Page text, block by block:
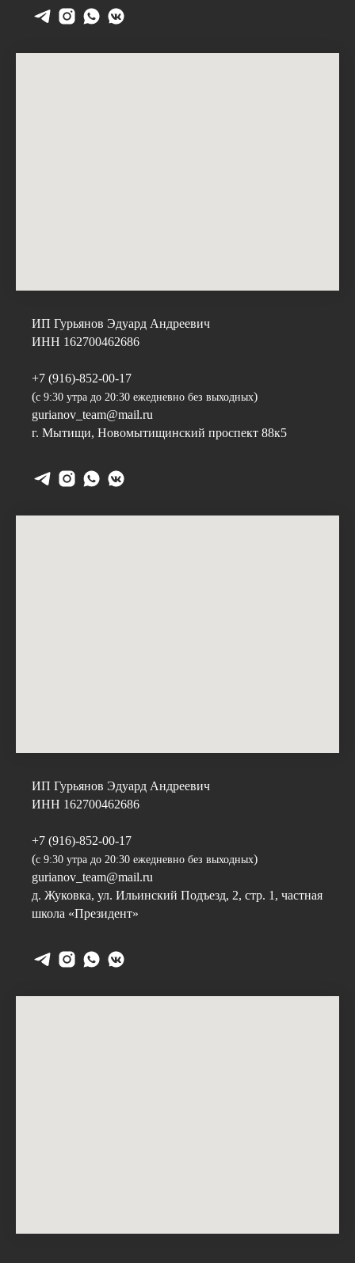
ИП Гурьянов Эдуард Андреевич
ИНН 162700462686
+7 (916)-852-00-17
(с 9:30 утра до 20:30 ежедневно без выходных)
gurianov_team@mail.ru
г. Мытищи, Новомытищинский проспект 88к5
ИП Гурьянов Эдуард Андреевич
ИНН 162700462686
+7 (916)-852-00-17
(с 9:30 утра до 20:30 ежедневно без выходных)
gurianov_team@mail.ru
д. Жуковка, ул. Ильинский Подъезд, 2, стр. 1, частная
школа «Президент»